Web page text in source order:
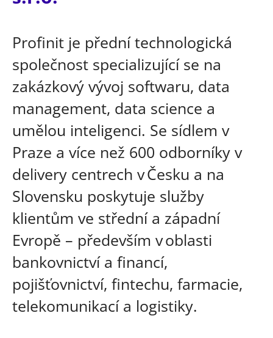
Profinit je přední technologická
společnost specializující se na
zakázkový vývoj softwaru, data
management, data science a
umělou inteligenci. Se sídlem v
Praze a více než 600 odborníky v
delivery centrech v Česku a na
Slovensku poskytuje služby
klientům ve střední a západní
Evropě – především v oblasti
bankovnictví a financí,
pojišťovnictví, fintechu, farmacie,
telekomunikací a logistiky.